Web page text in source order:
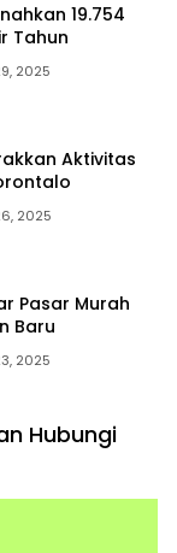
19.754
Tahun
2025
Aktivitas
2025
Pasar Murah
Baru
2025
Hubungi